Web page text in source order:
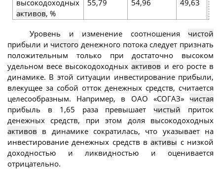
высокодоходных
активов, %
55,79 54,96 49,63
Уровень и изменение соотношения чистой
прибыли и чистого денежного потока следует признать
положительным только при достаточно высоком
удельном весе высокодоходныхактивов и его росте в
динамике. В этой ситуации инвестирование прибыли,
влекущее за собой отток денежных средств, считается
целесообразным. Например, в ОАО «СОГАЗ» чистая
прибыль в 1,65 раза превышает чистый приток
денежных средств, при этом доля высокодоходных
активов в динамике сократилась, что указывает на
инвестирование денежных средств вактивы с низкой
доходностью и ликвидностью и оценивается
отрицательно.